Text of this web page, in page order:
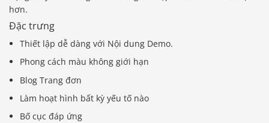
hơn.
Đặc trưng
Thiết lập dễ dàng với Nội dung Demo.
Phong cách màu không giới hạn
Blog Trang đơn
Làm hoạt hình bất kỳ yếu tố nào
Bố cục đáp ứng